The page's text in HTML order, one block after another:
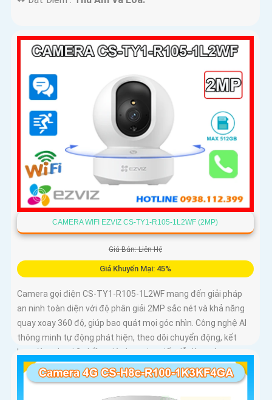
CAMERA WIFI EZVIZ CS-TY1-R105-1L2WF (2MP)
Giá Bán: Liên Hệ
Giá Khuyến Mại: 45%
Camera gọi điện CS-TY1-R105-1L2WF mang đến giải pháp
an ninh toàn diện với độ phân giải 2MP sắc nét và khả năng
quay xoay 360 độ, giúp bao quát mọi góc nhìn. Công nghệ AI
thông minh tự động phát hiện, theo dõi chuyển động, kết
hợp đàm thoại 2 chiều, giúp bạn giao tiếp dễ dàng từ xa